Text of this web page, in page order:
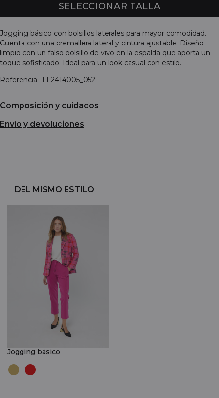
SELECCIONAR TALLA
Jogging básico con bolsillos laterales para mayor comodidad.
Cuenta con una cremallera lateral y cintura ajustable. Diseño
limpio con un falso bolsillo de vivo en la espalda que aporta un
toque sofisticado. Ideal para un look casual con estilo.
Referencia
LF2414005_052
Composición y cuidados
Envío y devoluciones
DEL MISMO ESTILO
Jogging básico